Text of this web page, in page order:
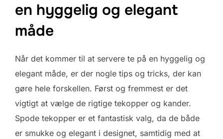
en hyggelig og elegant
måde
Når det kommer til at servere te på en hyggelig og
elegant måde, er der nogle tips og tricks, der kan
gøre hele forskellen. Først og fremmest er det
vigtigt at vælge de rigtige tekopper og kander.
Spode tekopper er et fantastisk valg, da de både
er smukke og elegant i designet, samtidig med at